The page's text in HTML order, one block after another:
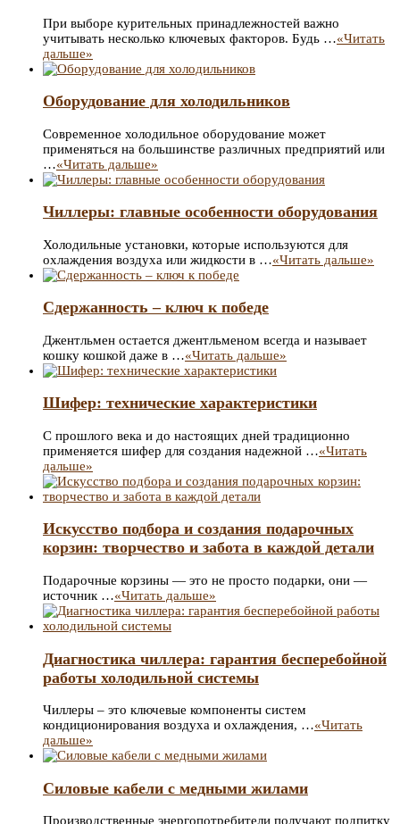
При выборе курительных принадлежностей важно
учитывать несколько ключевых факторов. Будь …«Читать
дальше»
Оборудование для холодильников
Современное холодильное оборудование может
применяться на большинстве различных предприятий или
…«Читать дальше»
Чиллеры: главные особенности оборудования
Холодильные установки, которые используются для
охлаждения воздуха или жидкости в …«Читать дальше»
Сдержанность – ключ к победе
Джентльмен остается джентльменом всегда и называет
кошку кошкой даже в …«Читать дальше»
Шифер: технические характеристики
С прошлого века и до настоящих дней традиционно
применяется шифер для создания надежной …«Читать
дальше»
Искусство подбора и создания подарочных
корзин: творчество и забота в каждой детали
Подарочные корзины — это не просто подарки, они —
источник …«Читать дальше»
Диагностика чиллера: гарантия бесперебойной
работы холодильной системы
Чиллеры – это ключевые компоненты систем
кондиционирования воздуха и охлаждения, …«Читать
дальше»
Силовые кабели с медными жилами
Производственные энергопотребители получают подпитку